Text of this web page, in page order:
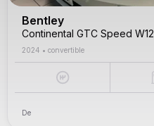
Bentley
Continental GTC Speed W12
2024 • convertible
De